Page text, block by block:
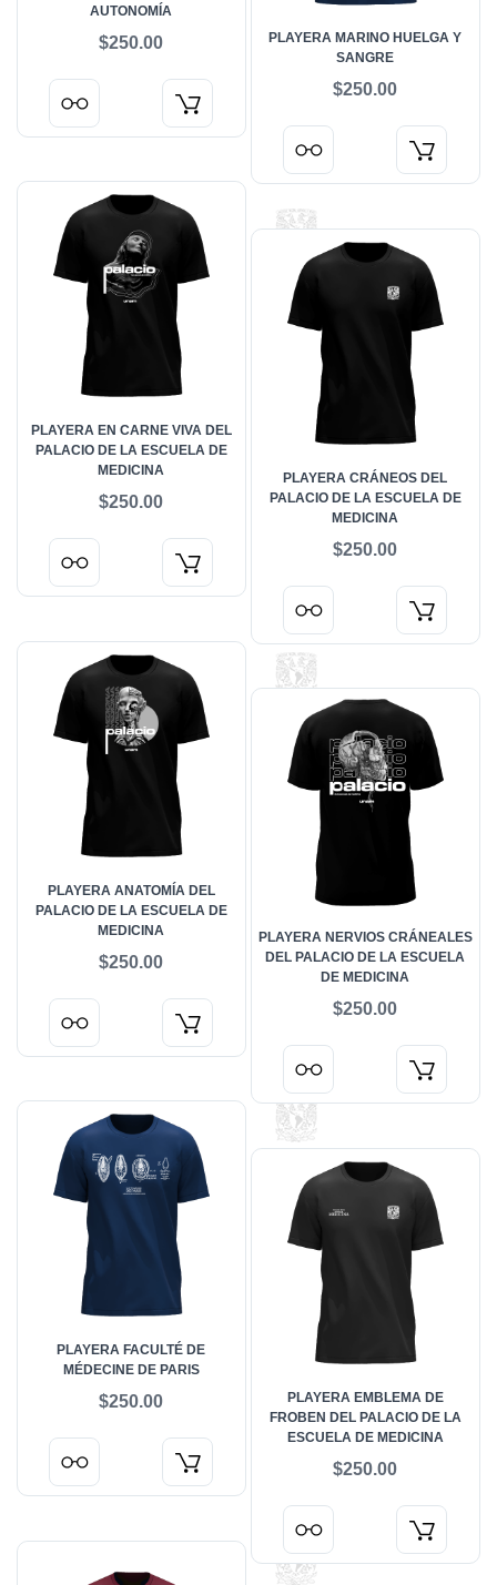
AUTONOMÍA
$250.00
PLAYERA MARINO HUELGA Y
SANGRE
$250.00
PLAYERA EN CARNE VIVA DEL
PALACIO DE LA ESCUELA DE
MEDICINA
$250.00
PLAYERA CRÁNEOS DEL
PALACIO DE LA ESCUELA DE
MEDICINA
$250.00
PLAYERA ANATOMÍA DEL
PALACIO DE LA ESCUELA DE
MEDICINA
$250.00
PLAYERA NERVIOS CRÁNEALES
DEL PALACIO DE LA ESCUELA
DE MEDICINA
$250.00
PLAYERA FACULTÉ DE
MÉDECINE DE PARIS
$250.00
PLAYERA EMBLEMA DE
FROBEN DEL PALACIO DE LA
ESCUELA DE MEDICINA
$250.00